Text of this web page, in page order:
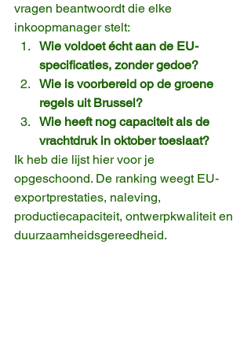
vragen beantwoordt die elke
inkoopmanager stelt:
Wie voldoet écht aan de EU-
specificaties, zonder gedoe?
Wie is voorbereid op de groene
regels uit Brussel?
Wie heeft nog capaciteit als de
vrachtdruk in oktober toeslaat?
Ik heb die lijst hier voor je
opgeschoond. De ranking weegt EU-
exportprestaties, naleving,
productiecapaciteit, ontwerpkwaliteit en
duurzaamheidsgereedheid.